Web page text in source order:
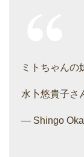
ミトちゃんの
水卜悠貴子さ
— Shingo